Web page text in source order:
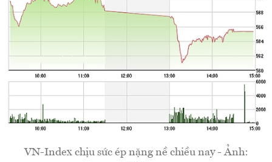
VN-Index chịu sức ép nặng nề chiều nay - Ảnh: